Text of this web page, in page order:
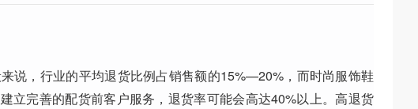
说，行业的平均退货比例占销售额的15%—20%，而时尚服饰鞋
立完善的配货前客户服务，退货率可能会高达40%以上。高退货